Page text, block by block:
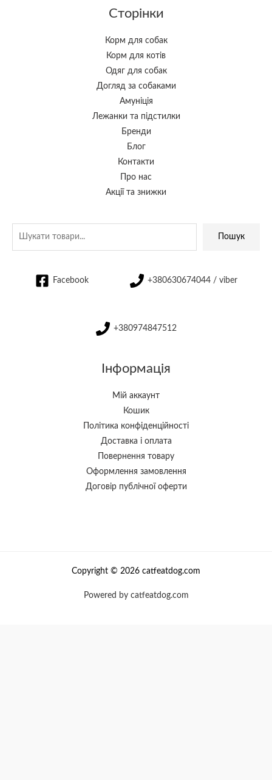
Сторінки
Корм для собак
Корм для котів
Одяг для собак
Догляд за собаками
Амуніція
Лежанки та підстилки
Бренди
Блог
Контакти
Про нас
Акції та знижки
Пошук
Facebook +380630674044 / viber
+380974847512
Інформація
Мій аккаунт
Кошик
Політика конфіденційності
Доставка і оплата
Повернення товару
Оформлення замовлення
Договір публічної оферти
Copyright © 2026 catfeatdog.com
Powered by catfeatdog.com